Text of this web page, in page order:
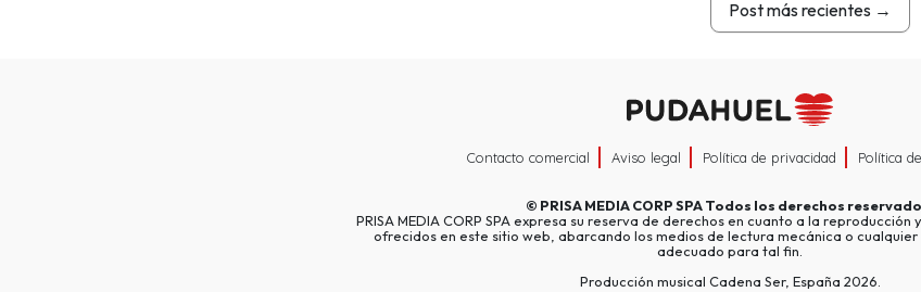
Post más recientes →
Contacto comercial Aviso legal Política de privacidad Política
© PRISA MEDIA CORP SPATodos los derechos
PRISA MEDIA CORP SPA expresa su reserva de derechos en cuanto a la reproducción
ofrecidos en este sitio web, abarcando los medios de lectura mecánica o
adecuado para tal fin.
Producción musical Cadena Ser, España 2026.